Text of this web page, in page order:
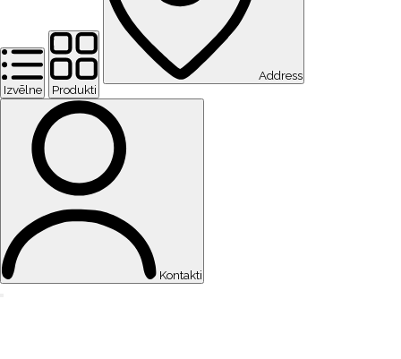
Izvēlne Produkti
Address
Kontakti